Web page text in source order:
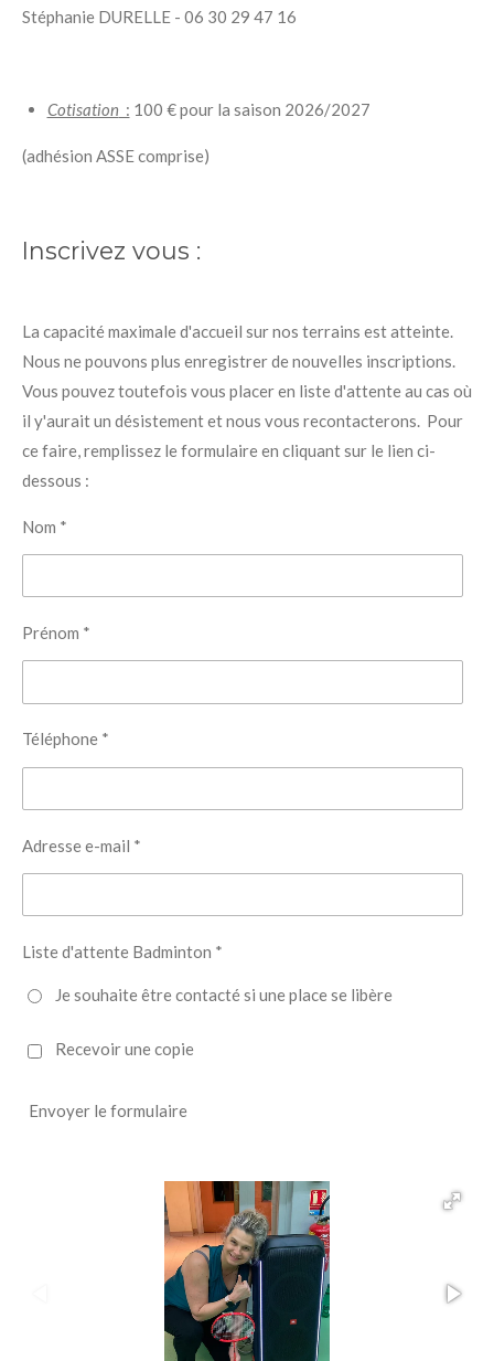
Stéphanie DURELLE - 06 30 29 47 16
Cotisation : 100 € pour la saison 2026/2027
(adhésion ASSE comprise)
Inscrivez vous :
La capacité maximale d'accueil sur nos terrains est atteinte.
Nous ne pouvons plus enregistrer de nouvelles inscriptions.
Vous pouvez toutefois vous placer en liste d'attente au cas où
il y'aurait un désistement et nous vous recontacterons. Pour
ce faire, remplissez le formulaire en cliquant sur le lien ci-
dessous :
Nom *
Prénom *
Téléphone *
Adresse e-mail *
Liste d'attente Badminton *
Je souhaite être contacté si une place se libère
Recevoir une copie
Envoyer le formulaire